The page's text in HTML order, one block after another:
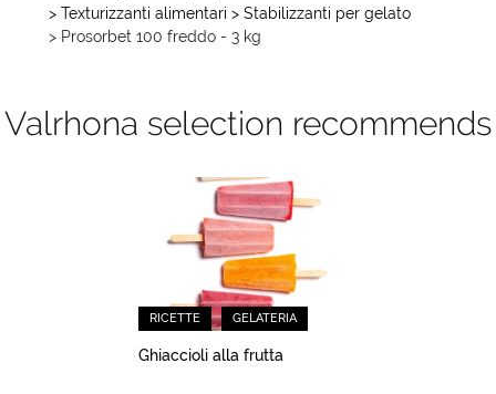
> Texturizzanti alimentari > Stabilizzanti per gelato
> Prosorbet 100 freddo - 3 kg
Valrhona selection recommends
RICETTE GELATERIA
Ghiaccioli alla frutta